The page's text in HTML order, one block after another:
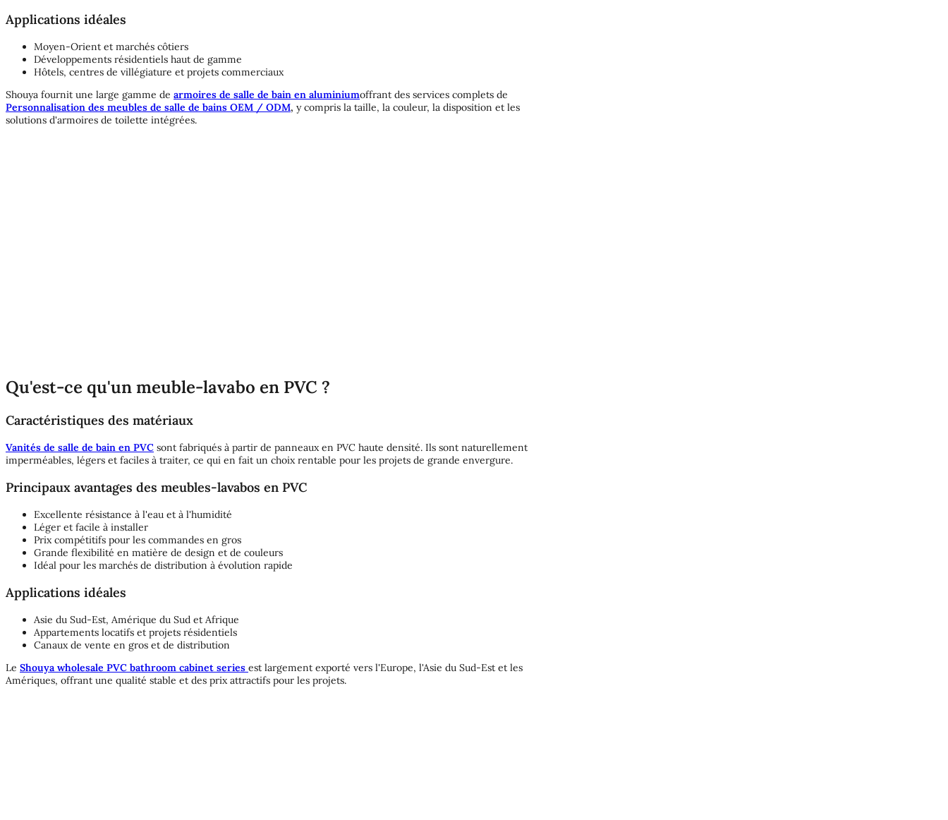
Applications idéales
Moyen-Orient et marchés côtiers
Développements résidentiels haut de gamme
Hôtels, centres de villégiature et projets commerciaux
Shouya fournit une large gamme de armoires de salle de bain en aluminiumoffrant des services complets de
Personnalisation des meubles de salle de bains OEM / ODM, y compris la taille, la couleur, la disposition et les
solutions d'armoires de toilette intégrées.
Qu'est-ce qu'un meuble-lavabo en PVC ?
Caractéristiques des matériaux
Vanités de salle de bain en PVC sont fabriqués à partir de panneaux en PVC haute densité. Ils sont naturellement
imperméables, légers et faciles à traiter, ce qui en fait un choix rentable pour les projets de grande envergure.
Principaux avantages des meubles-lavabos en PVC
Excellente résistance à l'eau et à l'humidité
Léger et facile à installer
Prix compétitifs pour les commandes en gros
Grande flexibilité en matière de design et de couleurs
Idéal pour les marchés de distribution à évolution rapide
Applications idéales
Asie du Sud-Est, Amérique du Sud et Afrique
Appartements locatifs et projets résidentiels
Canaux de vente en gros et de distribution
Le Shouya wholesale PVC bathroom cabinet series est largement exporté vers l'Europe, l'Asie du Sud-Est et les
Amériques, offrant une qualité stable et des prix attractifs pour les projets.